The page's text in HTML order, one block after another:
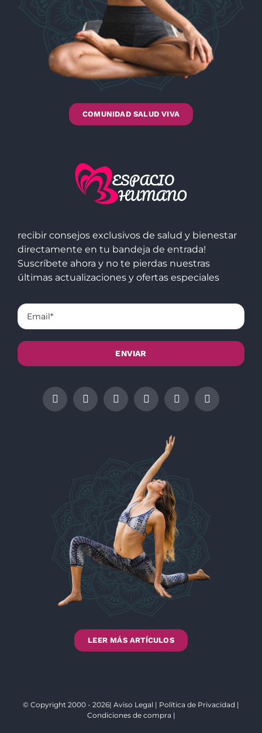
COMUNIDAD SALUD VIVA
recibir consejos exclusivos de salud y bienestar
directamente en tu bandeja de entrada!
Suscríbete ahora y no te pierdas nuestras
últimas actualizaciones y ofertas especiales
LEER MÁS ARTÍCULOS
© Copyright 2000 - 2026| Aviso Legal | Política de Privacidad |
Condiciones de compra |